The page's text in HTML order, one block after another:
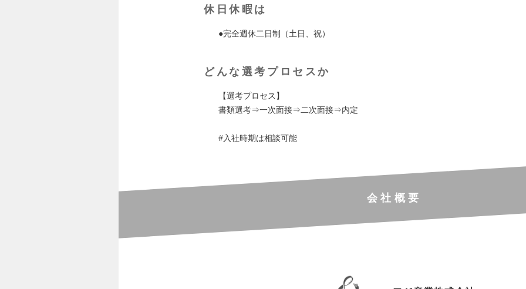
休日休暇は
●完全週休二日制（土日、祝）
どんな選考プロセスか
【選考プロセス】
書類選考⇒一次面接⇒二次面接⇒内定
#入社時期は相談可能
会社概要